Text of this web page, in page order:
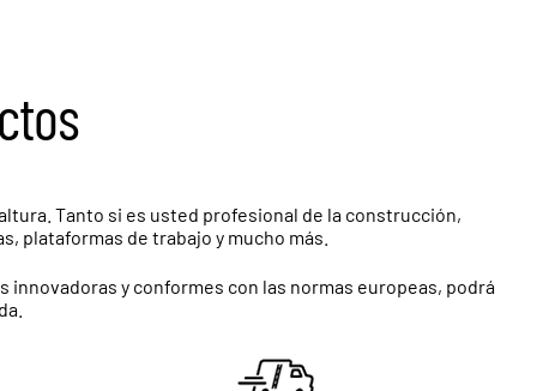
Tanto si es usted profesional de la construcción,
plataformas de trabajo y mucho más.
y conformes con las normas europeas, podrá